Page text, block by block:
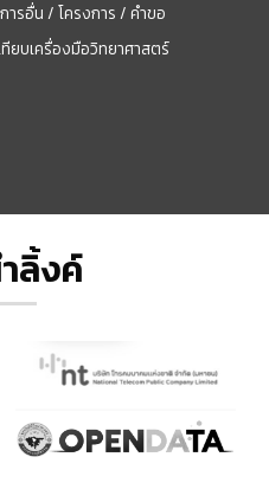
รอื่น / โครงการ / คำขอ
ยบเครื่องมือวิทยาศาสตร์
ลิ้งค์